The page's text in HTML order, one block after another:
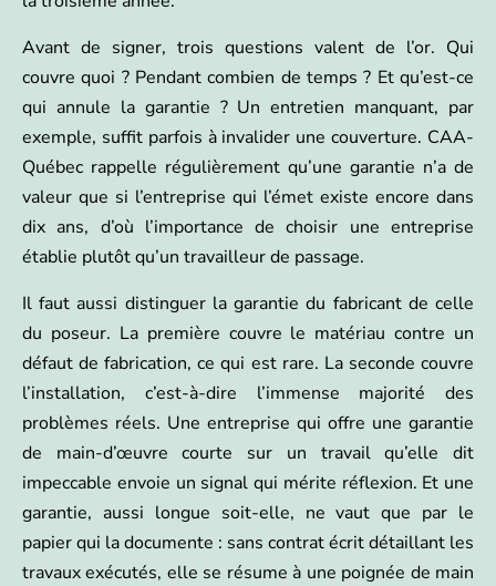
Avant de signer, trois questions valent de l’or. Qui
couvre quoi ? Pendant combien de temps ? Et qu’est-ce
qui annule la garantie ? Un entretien manquant, par
exemple, suffit parfois à invalider une couverture. CAA-
Québec rappelle régulièrement qu’une garantie n’a de
valeur que si l’entreprise qui l’émet existe encore dans
dix ans, d’où l’importance de choisir une entreprise
établie plutôt qu’un travailleur de passage.
Il faut aussi distinguer la garantie du fabricant de celle
du poseur. La première couvre le matériau contre un
défaut de fabrication, ce qui est rare. La seconde couvre
l’installation, c’est-à-dire l’immense majorité des
problèmes réels. Une entreprise qui offre une garantie
de main-d’œuvre courte sur un travail qu’elle dit
impeccable envoie un signal qui mérite réflexion. Et une
garantie, aussi longue soit-elle, ne vaut que par le
papier qui la documente : sans contrat écrit détaillant les
travaux exécutés, elle se résume à une poignée de main